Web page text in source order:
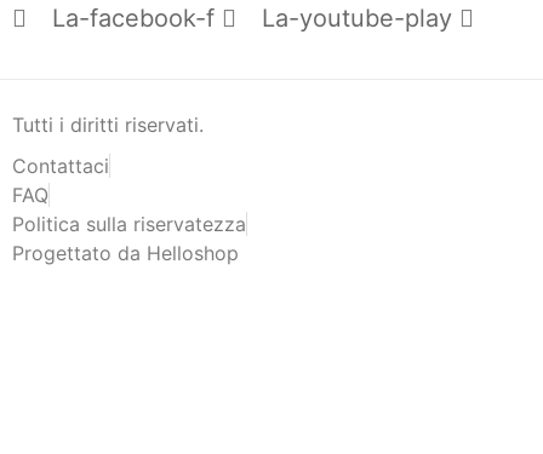
La-facebook-f
La-youtube-play
Tutti i diritti riservati.
Contattaci
FAQ
Politica sulla riservatezza
Progettato da Helloshop